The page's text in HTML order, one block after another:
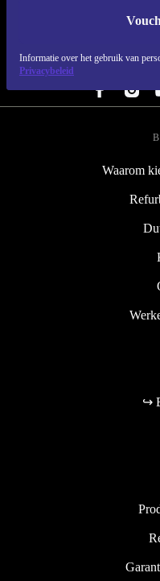
Informatie over het gebruik van
Privacybeleid
REFURBED
Waarom
↪